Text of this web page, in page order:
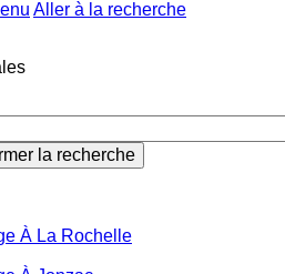
Aller à la recherche
la recherche
À La Rochelle